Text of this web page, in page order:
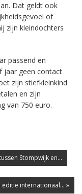
Dat geldt ook
of
zijn kleindochters
passend en
jaar geen contact
zijn stiefkleinkind
en zijn
van 750 euro.
Stompwijk en...
internationaal... »